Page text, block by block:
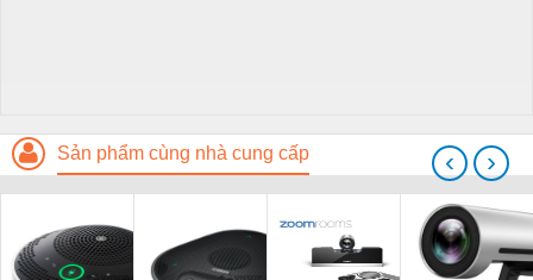
Sản phẩm cùng nhà cung cấp ‹ ›